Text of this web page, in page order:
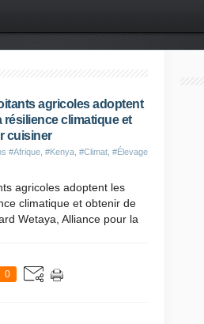
agricoles adoptent
résilience climatique et
cuisiner
#Afrique #Kenya #Climat #Élevage
agricoles adoptent les
climatique et obtenir de
Wetaya, Alliance pour la
0